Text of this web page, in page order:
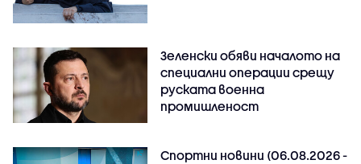
Зеленски обяви началото на
специални операции срещу
руската военна
промишленост
Спортни новини (06.08.2026 -